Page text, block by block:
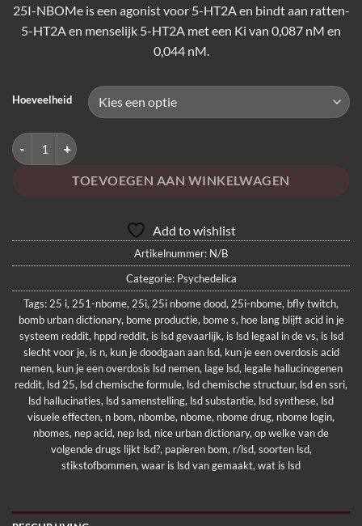
tot
€2,350.98
25I-NBOMe is een agonist voor 5-HT2A en bindt aan ratten-
5-HT2A en menselijk 5-HT2A met een Ki van 0,087 nM en
0,044 nM.
Hoeveelheid
Koop 25I NBOMe online aantal
TOEVOEGEN AAN WINKELWAGEN
Add to wishlist
Artikelnummer: N/B
Categorie: Psychedelica
Tags: 25 i, 251-nbome, 25i, 25i nbome dood, 25i-nbome, bfly twitch,
bomb urban dictionary, bome productie, bome s, hoe lang blijft acid in je
systeem reddit, hppd reddit, is lsd gevaarlijk, is lsd legaal in de vs, is lsd
slecht voor je, is n, kun je doodgaan aan lsd, kun je een overdosis acid
nemen, kun je een overdosis lsd nemen, lage lsd, legale hallucinogenen
reddit, lsd 25, lsd chemische formule, lsd chemische structuur, lsd en ssri,
lsd hallucinaties, lsd samenstelling, lsd substantie, lsd synthese, lsd
visuele effecten, n bom, nbombe, nbome, nbome drug, nbome login,
nbomes, nep acid, nep lsd, nice urban dictionary, op welke van de
volgende drugs lijkt lsd?, papieren bom, r/lsd, soorten lsd,
stikstofbommen, waar is lsd van gemaakt, wat is lsd